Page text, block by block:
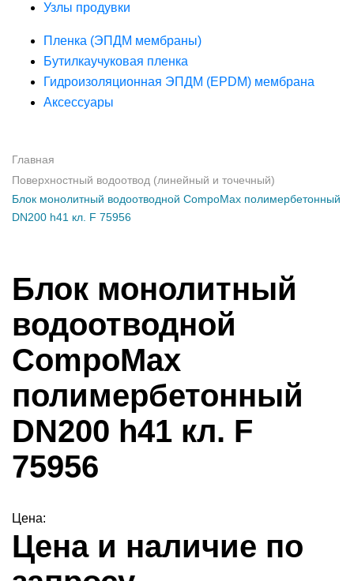
Узлы продувки
Пленка (ЭПДМ мембраны)
Бутилкаучуковая пленка
Гидроизоляционная ЭПДМ (EPDM) мембрана
Аксессуары
Главная
Поверхностный водоотвод (линейный и точечный)
Блок монолитный водоотводной CompoMax полимербетонный
DN200 h41 кл. F 75956
Блок монолитный
водоотводной
CompoMax
полимербетонный
DN200 h41 кл. F
75956
Цена:
Цена и наличие по